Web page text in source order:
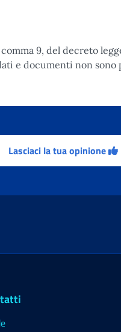
9, del decreto
e documenti non sono
Lasciaci la tua opinione